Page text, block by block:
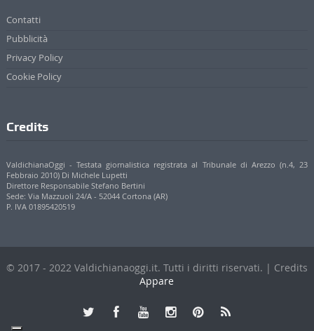
Contatti
Pubblicità
Privacy Policy
Cookie Policy
Credits
ValdichianaOggi - Testata giornalistica registrata al Tribunale di Arezzo (n.4, 23
Febbraio 2010) Di Michele Lupetti
Direttore Responsabile Stefano Bertini
Sede: Via Mazzuoli 24/A - 52044 Cortona (AR)
P. IVA 01895420519
© 2017 - 2022 Valdichianaoggi.it. Tutti i diritti riservati. | Credits
Appare